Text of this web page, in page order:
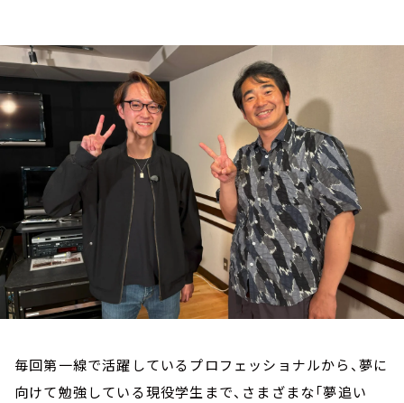
イベント・グッズ
YouTube
会社情報
毎回第一線で活躍しているプロフェッショナルから、夢に
向けて勉強している現役学生まで、さまざまな「夢追い